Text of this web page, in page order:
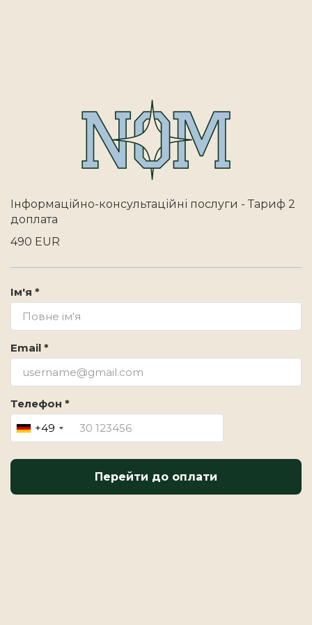
Інформаційно-консультаційні послуги - Тариф 2
доплата
490 EUR
Ім'я *
Email *
Телефон *
+49
Перейти до оплати